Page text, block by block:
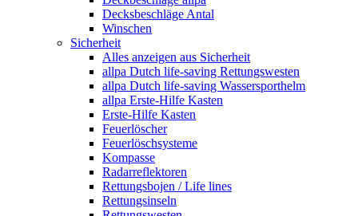
Decksbeschläge Antal
Winschen
Sicherheit
Alles anzeigen aus Sicherheit
allpa Dutch life-saving Rettungswesten
allpa Dutch life-saving Wassersporthelm
allpa Erste-Hilfe Kasten
Erste-Hilfe Kasten
Feuerlöscher
Feuerlöschsysteme
Kompasse
Radarreflektoren
Rettungsbojen / Life lines
Rettungsinseln